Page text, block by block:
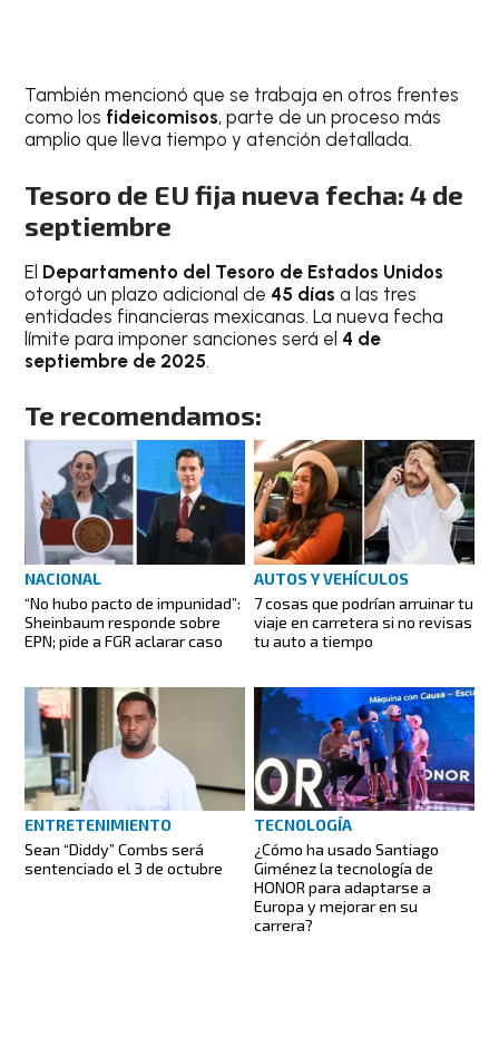
También mencionó que se trabaja en otros frentes
como los fideicomisos, parte de un proceso más
amplio que lleva tiempo y atención detallada.
Tesoro de EU fija nueva fecha: 4 de
septiembre
El Departamento del Tesoro de Estados Unidos
otorgó un plazo adicional de 45 días a las tres
entidades financieras mexicanas. La nueva fecha
límite para imponer sanciones será el 4 de
septiembre de 2025.
Te recomendamos:
NACIONAL
“No hubo pacto de impunidad”:
Sheinbaum responde sobre
EPN; pide a FGR aclarar caso
AUTOS Y VEHÍCULOS
7 cosas que podrían arruinar tu
viaje en carretera si no revisas
tu auto a tiempo
ENTRETENIMIENTO
Sean “Diddy” Combs será
sentenciado el 3 de octubre
TECNOLOGÍA
¿Cómo ha usado Santiago
Giménez la tecnología de
HONOR para adaptarse a
Europa y mejorar en su
carrera?